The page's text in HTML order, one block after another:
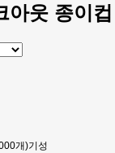
아웃 종이컵
개)기성